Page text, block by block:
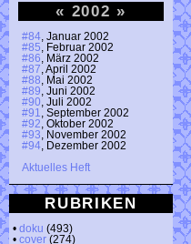
« 2002 »
#84 , Januar 2002
#85 , Februar 2002
#86 , März 2002
#87 , April 2002
#88 , Mai 2002
#89 , Juni 2002
#90 , Juli 2002
#91
, September 2002
#92 , Oktober 2002
#93 , November 2002
#94 , Dezember 2002
Aktuelles Heft
RUBRIKEN
• doku (493)
• cover (274)